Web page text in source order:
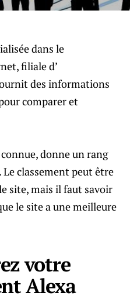
dans le
filiale d’
des informations
comparer et
donne un rang
classement peut être
site, mais il faut savoir
le site a une meilleure
votre
Alexa